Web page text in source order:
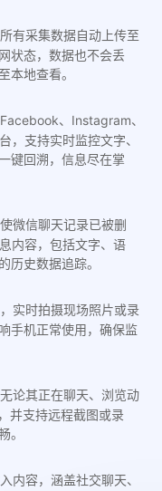
有采集数据自动上传至
状态，数据也不会丢
本地查看。
、Instagram、
支持实时监控文字、
键回溯，信息尽在掌
微信聊天记录已被删
内容，包括文字、语
历史数据追踪。
实时拍摄现场照片或录
手机正常使用，确保监
论其正在聊天、浏览动
并支持远程截图或录
。
内容，涵盖社交聊天、